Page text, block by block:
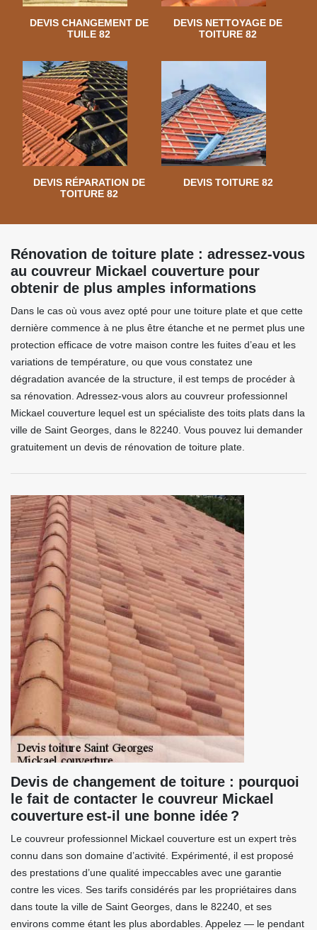
DEVIS CHANGEMENT DE
TUILE 82
DEVIS NETTOYAGE DE
TOITURE 82
DEVIS RÉPARATION DE
TOITURE 82
DEVIS TOITURE 82
Rénovation de toiture plate : adressez-vous
au couvreur Mickael couverture pour
obtenir de plus amples informations
Dans le cas où vous avez opté pour une toiture plate et que cette
dernière commence à ne plus être étanche et ne permet plus une
protection efficace de votre maison contre les fuites d’eau et les
variations de température, ou que vous constatez une
dégradation avancée de la structure, il est temps de procéder à
sa rénovation. Adressez-vous alors au couvreur professionnel
Mickael couverture lequel est un spécialiste des toits plats dans la
ville de Saint Georges, dans le 82240. Vous pouvez lui demander
gratuitement un devis de rénovation de toiture plate.
Devis de changement de toiture : pourquoi
le fait de contacter le couvreur Mickael
couverture est-il une bonne idée ?
Le couvreur professionnel Mickael couverture est un expert très
connu dans son domaine d’activité. Expérimenté, il est proposé
des prestations d’une qualité impeccables avec une garantie
contre les vices. Ses tarifs considérés par les propriétaires dans
dans toute la ville de Saint Georges, dans le 82240, et ses
environs comme étant les plus abordables. Appelez — le pendant